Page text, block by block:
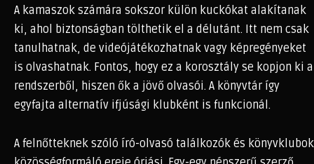
A kamaszok számára sokszor külön kuckókat alakítanak
ki, ahol biztonságban tölthetik el a délutánt. Itt nem csak
tanulhatnak, de videójátékozhatnak vagy képregényeket
is olvashatnak. Fontos, hogy ez a korosztály se kopjon ki a
rendszerből, hiszen ők a jövő olvasói. A könyvtár így
egyfajta alternatív ifjúsági klubként is funkcionál.
A felnőtteknek szóló író-olvasó találkozók és könyvklubok